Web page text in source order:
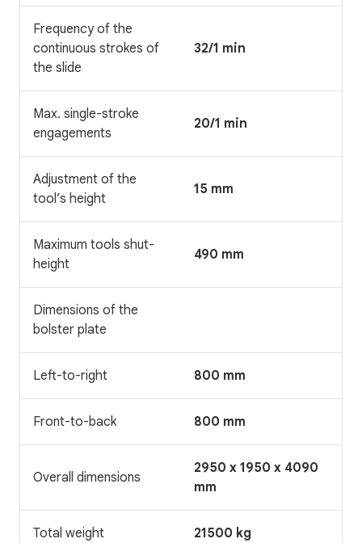
Frequency of the
continuous strokes of
the slide
32/1 min
Max. single-stroke
engagements
20/1 min
Adjustment of the
tool’s height
15 mm
Maximum tools shut-
height
490 mm
Dimensions of the
bolster plate
Left-to-right 800 mm
Front-to-back 800 mm
Overall dimensions
2950 x 1950 x 4090
mm
Total weight 21500 kg